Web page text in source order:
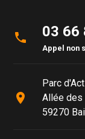
phone 03 66
Appel non
place
Parc
Allée des
59270